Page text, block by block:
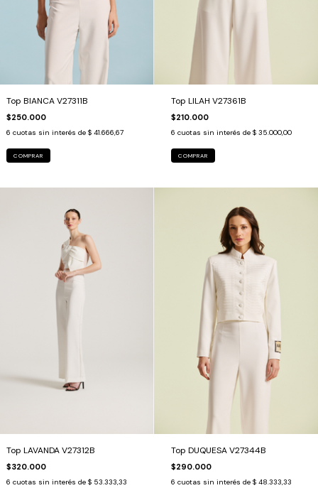
Top BIANCA V27311B
$250.000
6 cuotas sin interés de $ 41.666,67
COMPRAR
Top LILAH V27361B
$210.000
6 cuotas sin interés de $ 35.000,00
COMPRAR
Top LAVANDA V27312B
$320.000
6 cuotas sin interés de $ 53.333,33
Top DUQUESA V27344B
$290.000
6 cuotas sin interés de $ 48.333,33